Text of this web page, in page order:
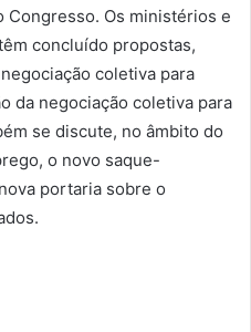
Congresso. Os ministérios e
concluído propostas,
coletiva para
da negociação coletiva para
se discute, no âmbito do
o novo saque-
portaria sobre o